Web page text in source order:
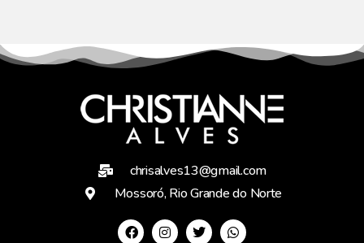
chrisalves13@gmail.com
Mossoró, Rio Grande do Norte